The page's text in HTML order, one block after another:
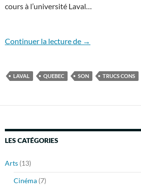
cours à l’université Laval…
Continuer la lecture de Elluminate et
→
LAVAL QUEBEC SON TRUCS CONS
LES CATÉGORIES
Arts (13)
Cinéma (7)